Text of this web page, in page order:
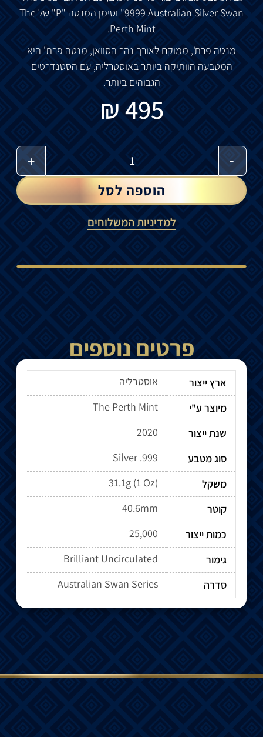
9999 Australian Silver Swan" וסימן המנטה "P" של The
Perth Mint.
מנטה פרת', ממוקם לאורך נהר הסוואן, מנטה פרת' היא
המטבעה הוותיקה ביותרבאוסטרליה,עם הסטנדרטים
הגבוהים ביותר.
495
₪
-
+
הוספה לסל
למדיניות המשלוחים
פרטים נוספים
ארץ ייצור
אוסטרליה
מיוצר ע"י
The Perth Mint
שנת ייצור
2020
סוג מטבע
Silver .999
משקל
31.1g (1 Oz)
קוטר
40.6mm
כמות ייצור
25,000
גימור
Brilliant Uncirculated
סדרה
Australian Swan Series